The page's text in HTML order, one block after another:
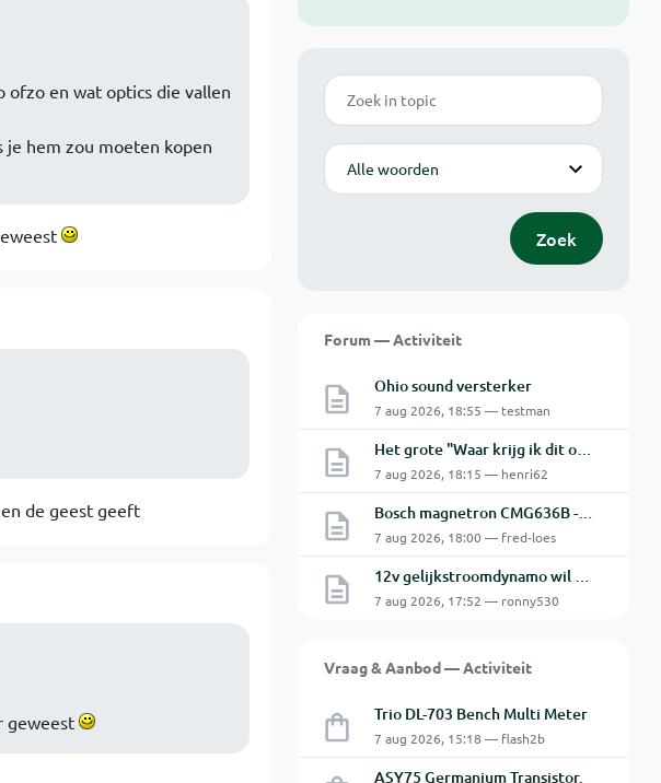
Zoek
Modus
Zoek
Forum — Activiteit
Ohio sound versterker
7 aug 2026, 18:55 — testman
Het grote "Waar krijg ik dit onderdeel" topic Deel 11
7 aug 2026, 18:15 — henri62
Bosch magnetron CMG636B - 2 De oven doet het niet goed.
7 aug 2026, 18:00 — fred-loes
12v gelijkstroomdynamo wil niet laden.
7 aug 2026, 17:52 — ronny530
Vraag & Aanbod — Activiteit
Trio DL-703 Bench Multi Meter
7 aug 2026, 15:18 — flash2b
ASY75 Germanium Transistor.
ofzo en wat optics die vallen
je hem zou moeten kopen
de geest geeft
geweest